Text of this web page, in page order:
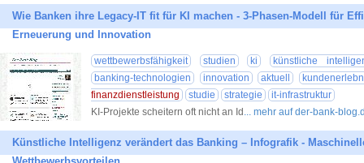
Wie Banken ihre Legacy-IT fit für KI machen - 3-Phasen-Modell für
Erneuerung und Innovation
wettbewerbsfähigkeit studien ki
künstliche
banking-technologien
innovation aktuell
finanzdienstleistung
studie strategie
it-infrastruktur
KI-Projekte scheitern oft nicht an Id ... mehr auf der-bank-
Künstliche Intelligenz verändert das Banking – Infografik -